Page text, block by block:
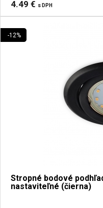
4.49 € s DPH
-12%
Stropné bodové
nastaviteľné (čierna)